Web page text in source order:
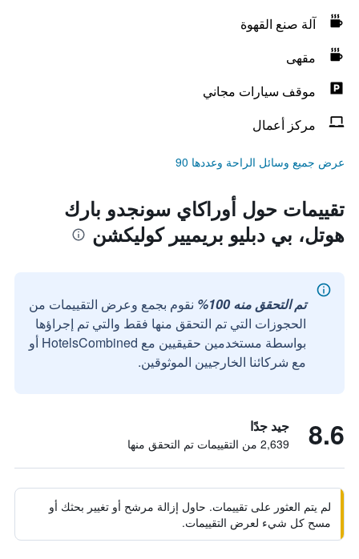
آلة صنع القهوة
مقهى
موقف سيارات مجاني
مركز أعمال
عرض جميع وسائل الراحة وعددها 90
تقييمات حول أوراكاي سونجدو بارك
هوتل، بي دبليو بريميير كوليكشن
تم التحقق منه 100%
نقوم بجمع وعرض التقييمات من
الحجوزات التي تم التحقق منها فقط والتي تم إجراؤها
بواسطة مستخدمين حقيقيين مع HotelsCombined أو
مع شركائنا الخارجيين الموثوقين.
8.6 جيد جدًا
2,639 من التقييمات تم التحقق منها
لم يتم العثور على تقييمات. حاول إزالة مرشح أو تغيير بحثك أو
مسح كل شيء لعرض التقييمات.